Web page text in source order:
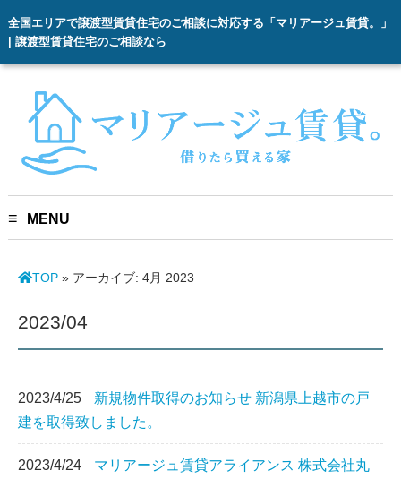
全国エリアで譲渡型賃貸住宅のご相談に対応する「マリアージュ賃貸。」
| 譲渡型賃貸住宅のご相談なら
MENU
TOP» アーカイブ: 4月 2023
2023/04
2023/4/25
新規物件取得のお知らせ 新潟県上越市の戸
建を取得致しました。
2023/4/24
マリアージュ賃貸アライアンス 株式会社丸